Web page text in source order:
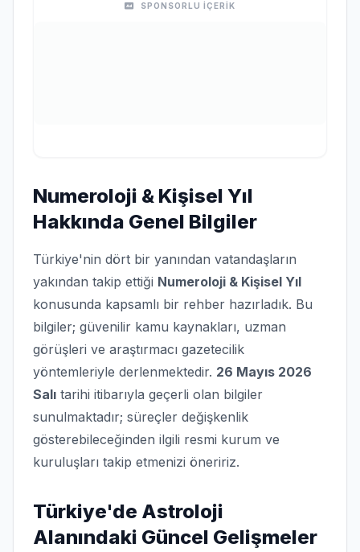
SPONSORLU İÇERİK
Numeroloji & Kişisel Yıl
Hakkında Genel Bilgiler
Türkiye'nin dört bir yanından vatandaşların
yakından takip ettiği Numeroloji & Kişisel Yıl
konusunda kapsamlı bir rehber hazırladık. Bu
bilgiler; güvenilir kamu kaynakları, uzman
görüşleri ve araştırmacı gazetecilik
yöntemleriyle derlenmektedir. 26 Mayıs 2026
Salı tarihi itibarıyla geçerli olan bilgiler
sunulmaktadır; süreçler değişkenlik
gösterebileceğinden ilgili resmi kurum ve
kuruluşları takip etmenizi öneririz.
Türkiye'de Astroloji
Alanındaki Güncel Gelişmeler